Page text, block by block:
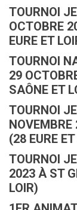
TOURNOI
OCTOBRE
EURE ET
TOURNOI
29
SAÔNE ET
TOURNOI
NOVEMBRE
(28 EURE
TOURNOI
2023 À ST
LOIR)